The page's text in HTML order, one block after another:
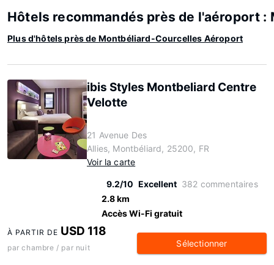
Hôtels recommandés près de l'aéroport
Plus d'hôtels près de Montbéliard-Courcelles Aéroport
ibis Styles Montbeliard Centre
Velotte
21 Avenue Des
Allies, Montbéliard, 25200, FR
Voir la carte
9.2/10 Excellent 382 commentaires
2.8 km
Accès Wi-Fi gratuit
À PARTIR DE USD 118
par chambre / par nuit Sélectionner